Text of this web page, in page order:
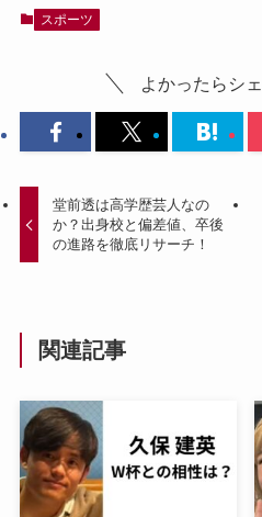
スポーツ
よかったらシ
堂前透は高学歴芸人なの
か？出身校と偏差値、卒後
の進路を徹底リサーチ！
関連記事